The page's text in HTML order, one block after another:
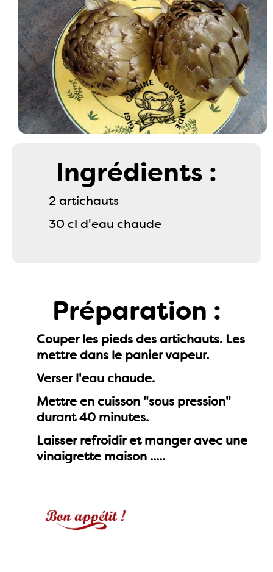
Ingrédients :
2 artichauts
30 cl d'eau chaude
Préparation :
Couper les pieds des artichauts. Les
mettre dans le panier vapeur.
Verser l'eau chaude.
Mettre en cuisson "sous pression"
durant 40 minutes.
Laisser refroidir et manger avec une
vinaigrette maison .....